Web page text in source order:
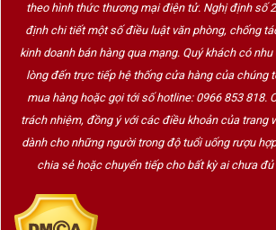
theo hình thức thương mại điện tử. Nghị định số
định chi tiết một số điều luật văn phòng, chống
kinh doanh bán hàng qua mạng. Quý khách có
lòng đến trực tiếp hệ thống cửa hàng của chúng
mua hàng hoặc gọi tới số hotline: 0966 853 818.
trách nhiệm, đồng ý với các điều khoản của trang
dành cho những người trong độ tuổi uống rượu
chia sẻ hoặc chuyển tiếp cho bất kỳ ai chưa